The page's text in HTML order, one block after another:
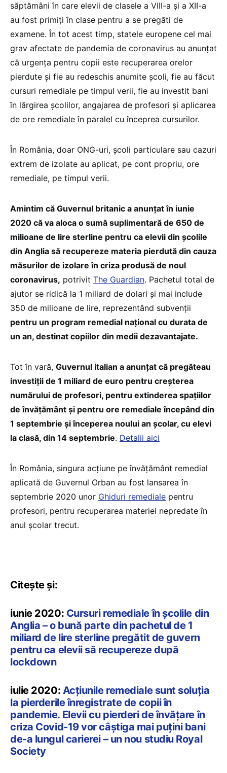
săptămâni în care elevii de clasele a VIII-a și a XII-a
au fost primiți în clase pentru a se pregăti de
examene. În tot acest timp, statele europene cel mai
grav afectate de pandemia de coronavirus au anunțat
că urgența pentru copii este recuperarea orelor
pierdute și fie au redeschis anumite școli, fie au făcut
cursuri remediale pe timpul verii, fie au investit bani
în lărgirea școlilor, angajarea de profesori și aplicarea
de ore remediale în paralel cu începrea cursurilor.
În România, doar ONG-uri, școli particulare sau cazuri
extrem de izolate au aplicat, pe cont propriu, ore
remediale, pe timpul verii.
Amintim că Guvernul britanic a anunțat în iunie
2020 că va aloca o sumă suplimentară de 650 de
milioane de lire sterline pentru ca elevii din școlile
din Anglia să recupereze materia pierdută din cauza
măsurilor de izolare în criza produsă de noul
coronavirus, potrivit The Guardian. Pachetul total de
ajutor se ridică la 1 miliard de dolari și mai include
350 de milioane de lire, reprezentând subvenții
pentru un program remedial național cu durata de
un an, destinat copiilor din medii dezavantajate.
Tot în vară, Guvernul italian a anunțat că pregăteau
investiții de 1 miliard de euro pentru creșterea
numărului de profesori, pentru extinderea spațiilor
de învățământ și pentru ore remediale începând din
1 septembrie și începerea noului an școlar, cu elevi
la clasă, din 14 septembrie. Detalii aici
În România, singura acțiune pe învățământ remedial
aplicată de Guvernul Orban au fost lansarea în
septembrie 2020 unor Ghiduri remediale pentru
profesori, pentru recuperarea materiei nepredate în
anul școlar trecut.
Citește și:
iunie 2020: Cursuri remediale în școlile din
Anglia – o bună parte din pachetul de 1
miliard de lire sterline pregătit de guvern
pentru ca elevii să recupereze după
lockdown
iulie 2020: Acțiunile remediale sunt soluția
la pierderile înregistrate de copii în
pandemie. Elevii cu pierderi de învățare în
criza Covid-19 vor câștiga mai puțini bani
de-a lungul carierei – un nou studiu Royal
Society